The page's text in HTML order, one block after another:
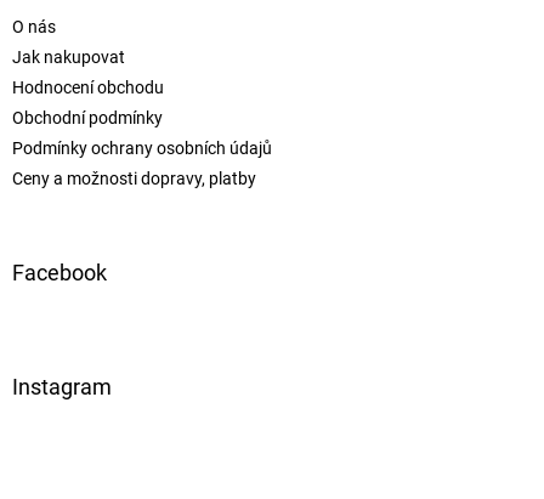
O nás
Jak nakupovat
Hodnocení obchodu
Obchodní podmínky
Podmínky ochrany osobních údajů
Ceny a možnosti dopravy, platby
Facebook
Instagram